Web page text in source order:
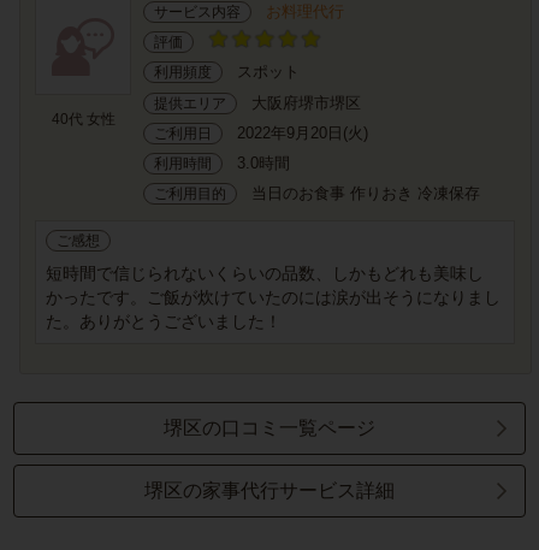
40代 女性
サービス内容 お料理代行
評価
利用頻度
スポット
提供エリア 大阪府堺市堺区
ご利用日 2022年9月20日(火)
利用時間 3.0時間
ご利用目的 当日のお食事 作りおき 冷凍保存
ご感想
短時間で信じられないくらいの品数、しかもどれも美味し
かったです。ご飯が炊けていたのには涙が出そうになりまし
た。ありがとうございました！
堺区の口コミ一覧ページ
堺区の家事代行サービス詳細